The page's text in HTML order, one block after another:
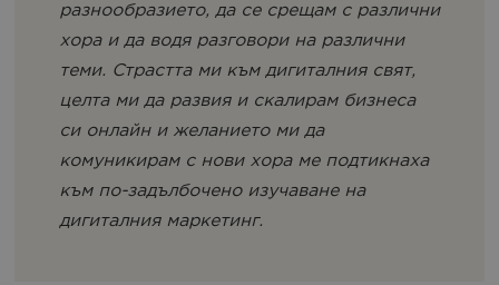
разнообразието, да се срещам с различни
хора и да водя разговори на различни
теми. Страстта ми към дигиталния свят,
целта ми да развия и скалирам бизнеса
си онлайн и желанието ми да
комуникирам с нови хора ме подтикнаха
към по-задълбочено изучаване на
дигиталния маркетинг.